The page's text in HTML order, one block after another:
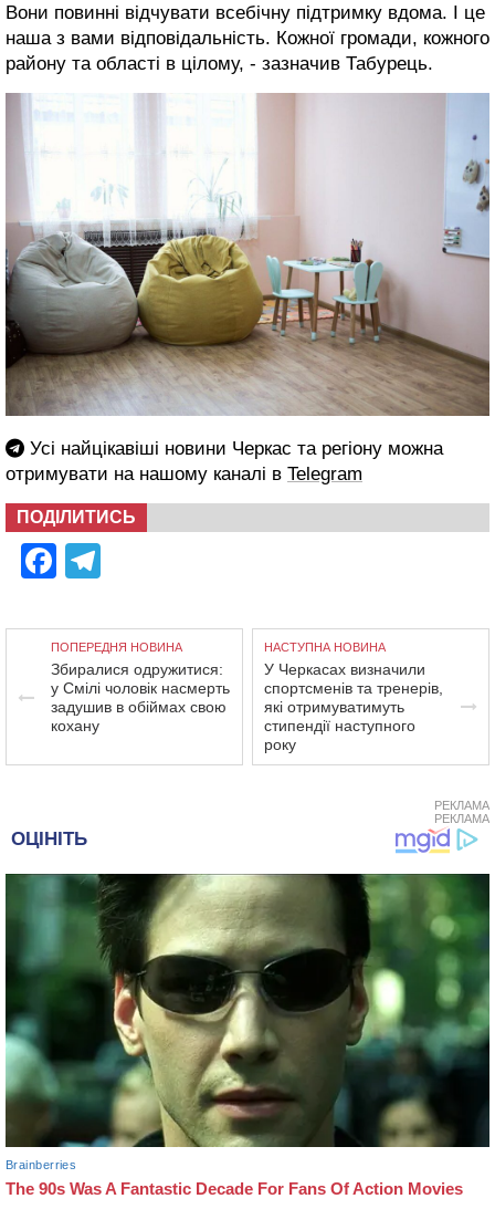
Вони повинні відчувати всебічну підтримку вдома. І це
наша з вами відповідальність. Кожної громади, кожного
району та області в цілому, - зазначив Табурець.
Усі найцікавіші новини Черкас та регіону можна
отримувати на нашому каналі в Telegram
ПОДІЛИТИСЬ
Facebook
ПОПЕРЕДНЯ НОВИНА
Збиралися одружитися:
у Смілі чоловік насмерть
задушив в обіймах свою
кохану
НАСТУПНА НОВИНА
У Черкасах визначили
спортсменів та тренерів,
які отримуватимуть
стипендії наступного
року
РЕКЛАМА
РЕКЛАМА